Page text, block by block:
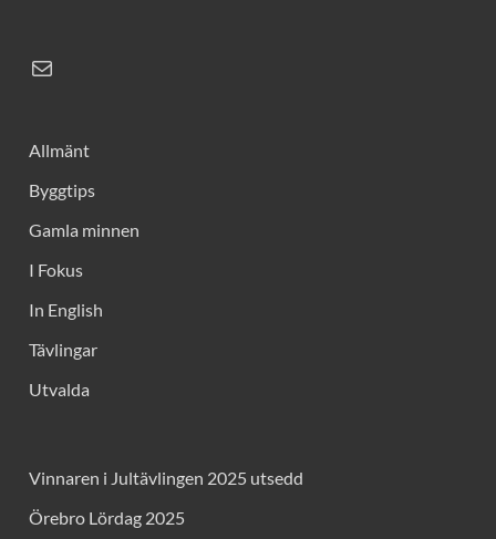
Allmänt
Byggtips
Gamla minnen
I Fokus
In English
Tävlingar
Utvalda
Vinnaren i Jultävlingen 2025 utsedd
Örebro Lördag 2025